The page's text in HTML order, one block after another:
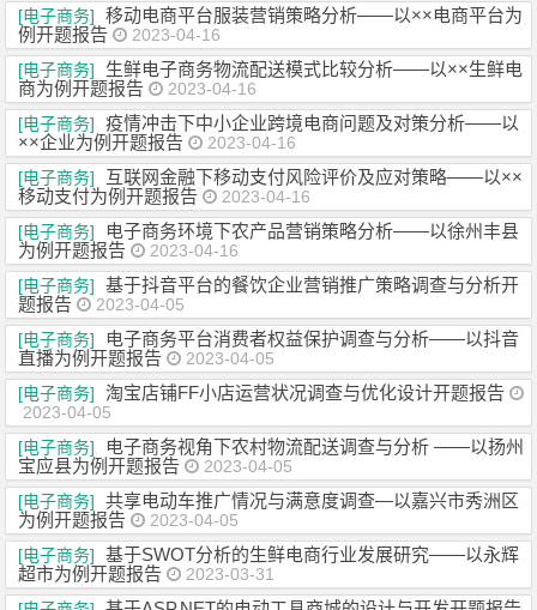
[电子商务]
移动电商平台服装营销策略分析——以××电商平台为
例开题报告
2023-04-16
[电子商务]
生鲜电子商务物流配送模式比较分析——以××生鲜电
商为例开题报告
2023-04-16
[电子商务]
疫情冲击下中小企业跨境电商问题及对策分析——以
××企业为例开题报告
2023-04-16
[电子商务]
互联网金融下移动支付风险评价及应对策略——以××
移动支付为例开题报告
2023-04-16
[电子商务]
电子商务环境下农产品营销策略分析——以徐州丰县
为例开题报告
2023-04-16
[电子商务]
基于抖音平台的餐饮企业营销推广策略调查与分析开
题报告
2023-04-05
[电子商务]
电子商务平台消费者权益保护调查与分析——以抖音
直播为例开题报告
2023-04-05
[电子商务]
淘宝店铺FF小店运营状况调查与优化设计开题报告
2023-04-05
[电子商务]
电子商务视角下农村物流配送调查与分析 ——以扬州
宝应县为例开题报告
2023-04-05
[电子商务]
共享电动车推广情况与满意度调查—以嘉兴市秀洲区
为例开题报告
2023-04-05
[电子商务]
基于SWOT分析的生鲜电商行业发展研究——以永辉
超市为例开题报告
2023-03-31